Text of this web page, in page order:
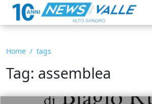
Home tags
Tag: assemblea